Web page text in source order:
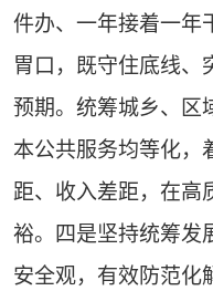
件办、一年接着一年
胃口，既守住底线、
预期。统筹城乡、区
本公共服务均等化，
距、收入差距，在高
裕。四是坚持统筹发
安全观，有效防范化